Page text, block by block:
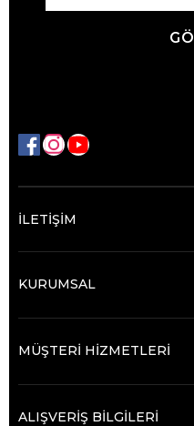
İLETİŞİM
KURUMSAL
MÜŞTERİ HİZMETLERİ
ALIŞVERİŞ BİLGİLERİ